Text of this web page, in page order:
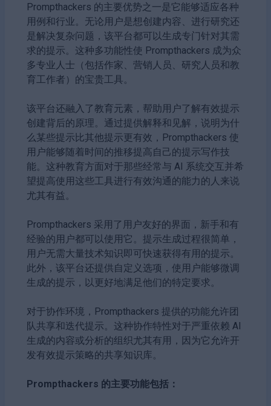
Prompthackers 的主要优势之一是它能够适应各种
用例和行业。无论用户是想创建内容、进行研究还
是解决复杂问题，该平台都可以生成专门针对其需
求的提示。这种多功能性使 Prompthackers 成为众
多专业人士（包括作家、营销人员、研究人员和教
育工作者）的宝贵工具。
该平台还融入了教育元素，帮助用户了解有效提示
创建背后的原理。通过提供解释和见解，说明为什
么某些提示比其他提示更有效，Prompthackers 使
用户能够随着时间的推移提高自己的提示写作技
能。这种教育方面对于那些经常与 AI 系统交互并希
望提高使用这些工具进行有效沟通的能力的人来说
尤其有益。
Prompthackers 采用了用户友好的界面，新手和有
经验的用户都可以使用它。提示生成过程很简单，
用户无需大量技术知识即可快速获得有用的提示。
此外，该平台还提供自定义选项，使用户能够微调
生成的提示，以更好地满足他们的特定要求。
对于协作环境，Prompthackers 提供的功能允许团
队共享和迭代提示。这种协作特性对于严重依赖 AI
生成的内容或分析的组织尤其有用，因为它允许开
发有效提示策略的共享知识库。
Prompthackers 的主要功能包括：